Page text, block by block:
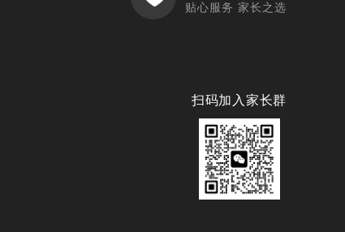
贴心服务 家长之选
扫码加入家长群